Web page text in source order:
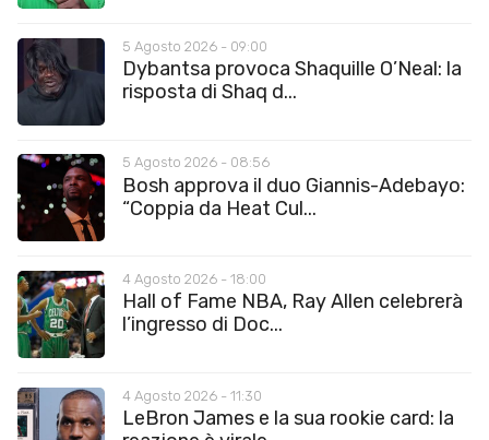
5 Agosto 2026 - 09:00
Dybantsa provoca Shaquille O’Neal: la
risposta di Shaq d...
5 Agosto 2026 - 08:56
Bosh approva il duo Giannis-Adebayo:
“Coppia da Heat Cul...
4 Agosto 2026 - 18:00
Hall of Fame NBA, Ray Allen celebrerà
l’ingresso di Doc...
4 Agosto 2026 - 11:30
LeBron James e la sua rookie card: la